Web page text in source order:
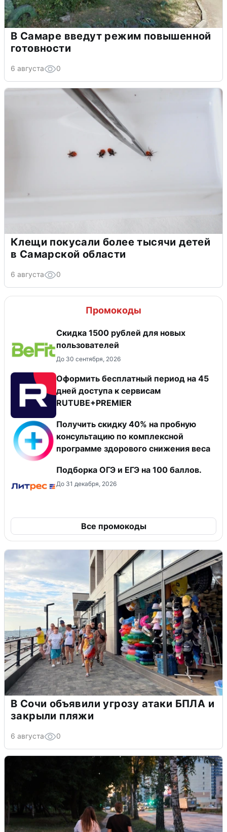
В Самаре введут режим повышенной
готовности
6 августа 0
Клещи покусали более тысячи детей
в Самарской области
6 августа 0
Промокоды
Скидка 1500 рублей для новых
пользователей
До 30 сентября, 2026
Оформить бесплатный период на 45
дней доступа к сервисам
RUTUBE+PREMIER
Получить скидку 40% на пробную
консультацию по комплексной
программе здорового снижения веса
Подборка ОГЭ и ЕГЭ на 100 баллов.
До 31 декабря, 2026
Все промокоды
В Сочи объявили угрозу атаки БПЛА и
закрыли пляжи
6 августа 0